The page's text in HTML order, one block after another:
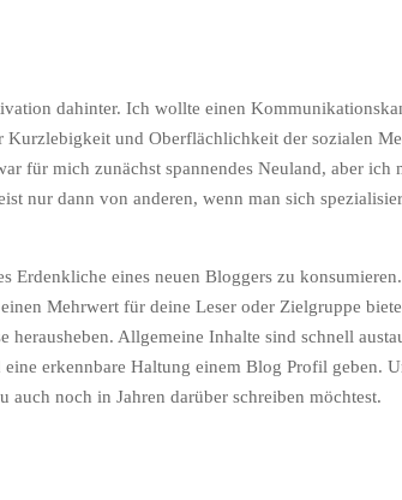
dahinter. Ich wollte einen
und Oberflächlichkeit der sozialen
für mich zunächst spannendes Neuland, aber ich
nur dann von anderen, wenn man sich
Erdenkliche eines neuen Bloggers zu
Mehrwert für deine Leser oder Zielgruppe
Allgemeine Inhalte sind schnell
erkennbare Haltung einem Blog Profil geben.
auch noch in Jahren darüber schreiben möchtest.